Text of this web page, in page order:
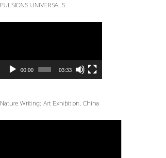
PULSIONS UNIVERSALS
00:00 03:33
Nature Writing: Art Exhibition. China